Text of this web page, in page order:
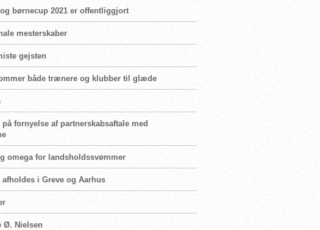
børnecup 2021 er offentliggjort
mesterskaber
gejsten
både trænere og klubber til glæde
fornyelse af partnerskabsaftale med
omega for landsholdssvømmer
afholdes i Greve og Aarhus
Ø. Nielsen